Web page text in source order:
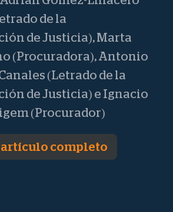
de la
de Justicia), Marta
(Procuradora), Antonio
(Letrado de la
de Justicia) e Ignacio
(Procurador)
artículo completo